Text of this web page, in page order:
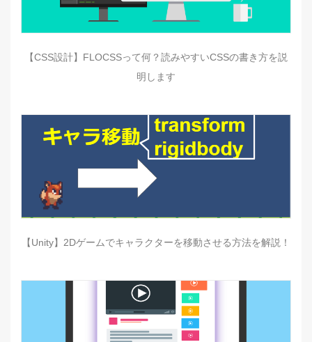
【CSS設計】FLOCSSって何？読みやすいCSSの書き方を説
明します
【Unity】2Dゲームでキャラクターを移動させる方法を解説！